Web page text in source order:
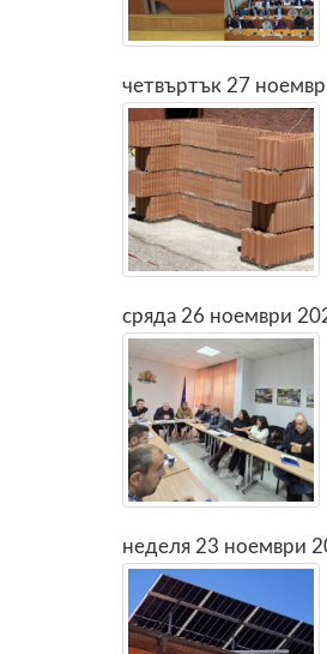
четвъртък 27
сряда 26 ноември
неделя 23 ноември